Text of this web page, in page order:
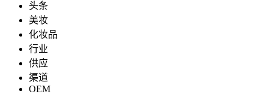
头条
美妆
化妆品
行业
供应
渠道
OEM